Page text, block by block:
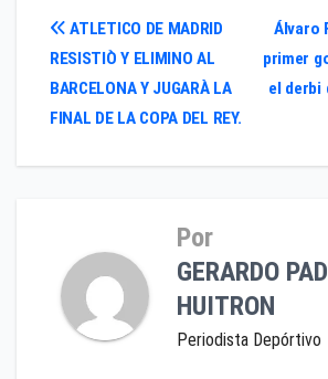
Navegación
de
entradas
Álvaro
primer
el derbi
ATLETICO DE MADRID
RESISTIÒ Y ELIMINO AL
BARCELONA Y JUGARÀ LA
FINAL DE LA COPA DEL REY.
Por
GERARDO
HUITRON
Periodista Depórtivo